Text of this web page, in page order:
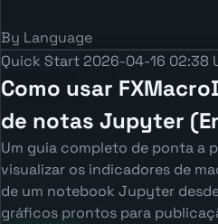
By Language
Quick Start 2026-04-16 02:38
Como usar
de notas Jupyter
Um guia completo de ponta a
visualizar os indicadores de
de um notebook Jupyter
gráficos prontos para